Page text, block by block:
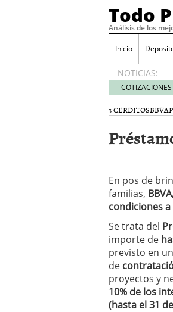
Todo
Análisis de los
Inicio
NOTICIAS:
3 CERDITOSBBVA
En pos de
familias,
condiciones
Se trata del
importe de
previsto en
de
proyectos y
10% de los
(hasta el 31